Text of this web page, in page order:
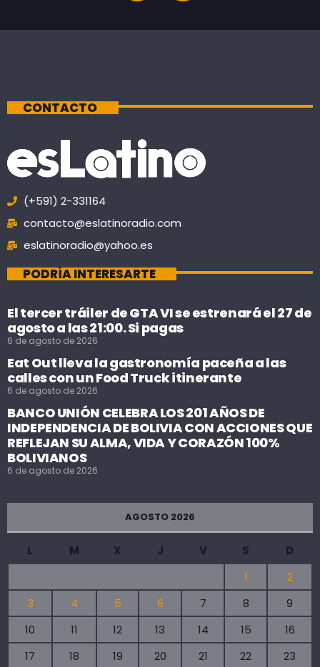
CONTACTO
(+591) 2-331164
contacto@eslatinoradio.com
eslatinoradio@yahoo.es
PODRÍA INTERESARTE
El tercer tráiler de GTA VI se estrenará el 27 de
agosto a las 21:00. Si pagas
6 de agosto de 2026
Eat Out lleva la gastronomía paceña a las
calles con un Food Truck itinerante
6 de agosto de 2026
BANCO UNIÓN CELEBRA LOS 201 AÑOS DE
INDEPENDENCIA DE BOLIVIA CON ACCIONES QUE
REFLEJAN SU ALMA, VIDA Y CORAZÓN 100%
BOLIVIANOS
6 de agosto de 2026
AGOSTO 2026
L M X J V S
D
1
2
3
4 5 6 7 8
9
10
11 12 13 14 15
16
17
18 19 20 21 22 23